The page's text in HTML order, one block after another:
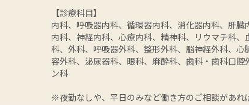
【診療科目】
内科、呼吸器内科、循環器内科、消化器内科、肝
内科、神経内科、心療内科、精神科、リウマチ科
科、外科、呼吸器外科、整形外科、脳神経外科、
容外科、泌尿器科、眼科、麻酔科、歯科・歯科口
ン科
※夜勤なしや、平日のみなど働き方のご相談があれ